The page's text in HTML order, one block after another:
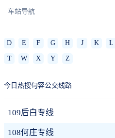
车站导航
D E F G H J K L
T W X Y Z
今日热搜句容公交线路
109后白专线
108何庄专线